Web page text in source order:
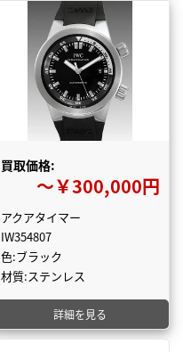
買取価格:
〜￥300,000円
アクアタイマー
IW354807
色:ブラック
材質:ステンレス
詳細を見る